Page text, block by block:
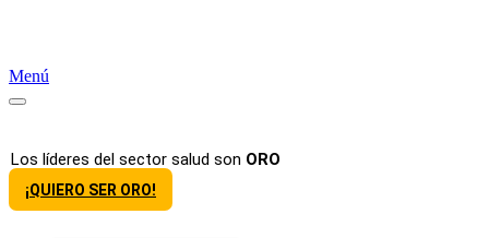
Menú
Los líderes del sector salud son ORO
¡QUIERO SER ORO!